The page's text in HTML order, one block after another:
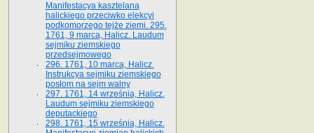
Manifestacya kasztelana
halickiego przeciwko elekcyi
podkomorzego tejże ziemi. 295.
1761, 9 marca, Halicz. Laudum
sejmiku ziemskiego
przedsejmowego
296. 1761, 10 marca, Halicz.
Instrukcya sejmiku ziemskiego
posłom na sejm walny
297. 1761, 14 września, Halicz.
Laudum sejmiku ziemskiego
deputackiego
298. 1761, 15 września, Halicz.